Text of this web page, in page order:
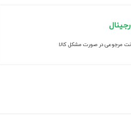
مرجوعی در صورت مشکل کالا